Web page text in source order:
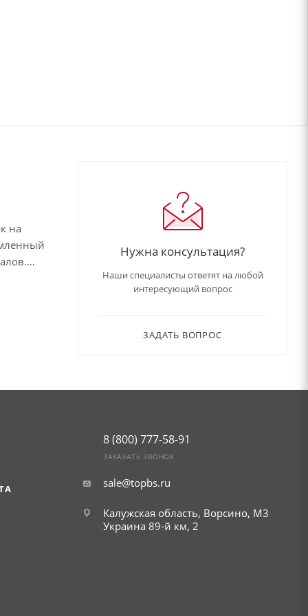
на
к
Нужна консультация?
Наши специалисты ответят на любой
интересующий вопрос
ЗАДАТЬ ВОПРОС
8 (800) 777-58-91
ЗАКАЗАТЬ ЗВОНОК
sale@topbs.ru
Калужская область, Ворсино, М3
Украина 89-й км, 2